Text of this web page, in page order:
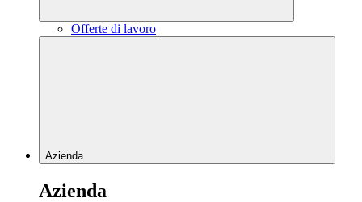
Offerte di lavoro
Azienda
Azienda